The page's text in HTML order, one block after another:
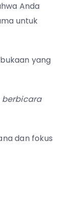
Anda
untuk
yang
berbicara
dan fokus